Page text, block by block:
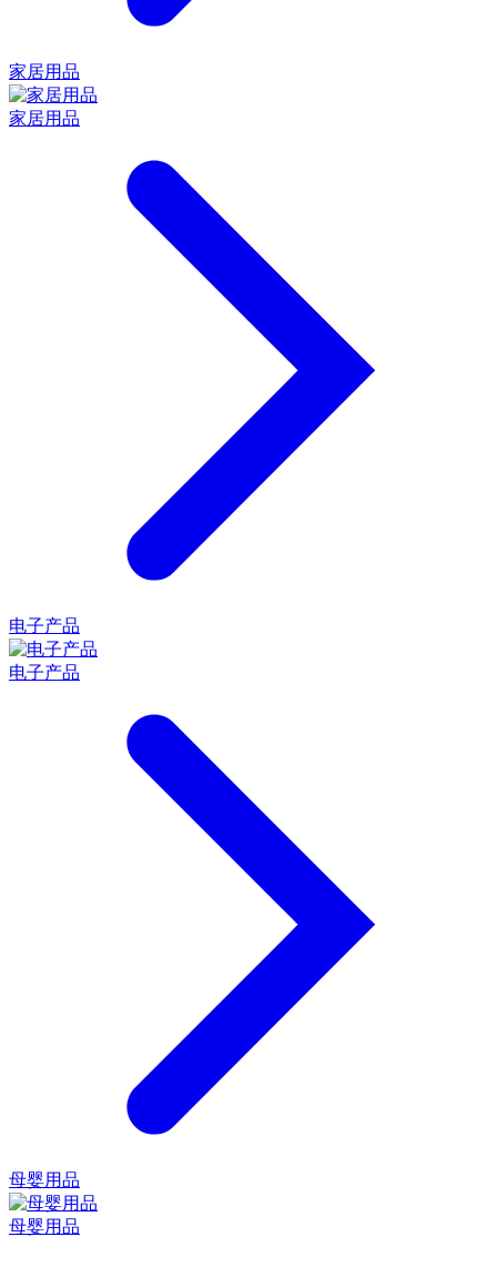
家居用品
家居用品
电子产品
电子产品
母婴用品
母婴用品